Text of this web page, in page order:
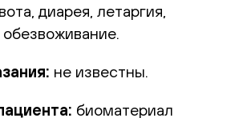
диарея, летаргия,
не известны.
биоматериал